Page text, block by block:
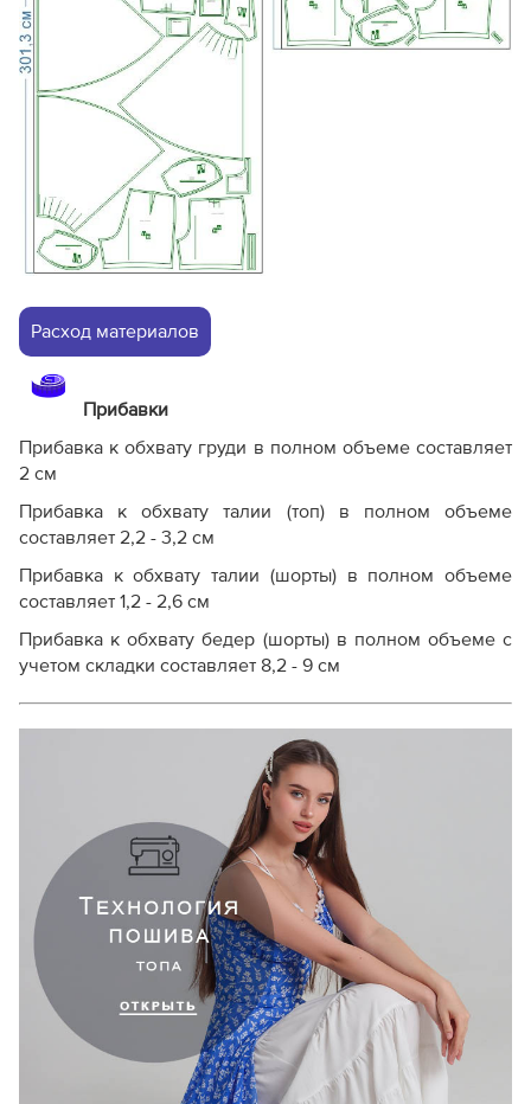
Расход материалов
Прибавки
Прибавка к обхвату груди в полном объеме составляет
2 см
Прибавка к обхвату талии (топ) в полном объеме
составляет 2,2 - 3,2 см
Прибавка к обхвату талии (шорты) в полном объеме
составляет 1,2 - 2,6 см
Прибавка к обхвату бедер (шорты) в полном объеме с
учетом складки составляет 8,2 - 9 см